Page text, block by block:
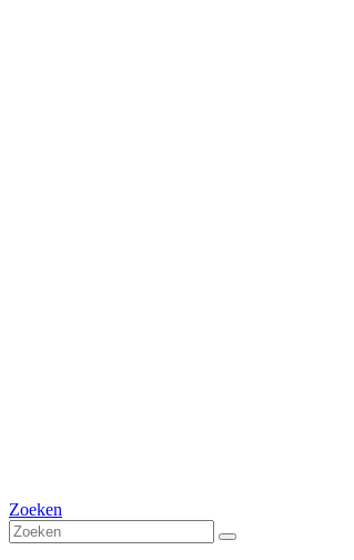
Zoeken